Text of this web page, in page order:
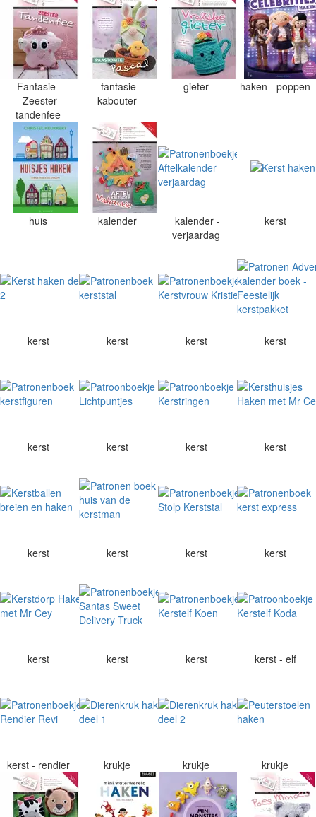
Fantasie -
Zeester
tandenfee
fantasie
kabouter
gieter haken - poppen
huis kalender
kalender -
verjaardag
kerst
kerst kerst kerst kerst
kerst kerst kerst kerst
kerst kerst kerst kerst
kerst kerst kerst kerst - elf
kerst - rendier krukje krukje krukje